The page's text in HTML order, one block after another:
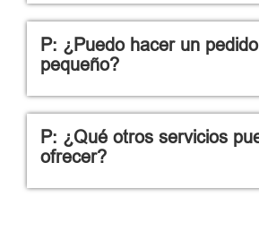
P: ¿Puedo hacer un pedido
pequeño?
P: ¿Qué otros servicios
ofrecer?